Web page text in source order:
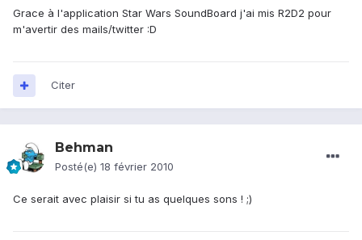
Grace à l'application Star Wars SoundBoard j'ai mis R2D2 pour
m'avertir des mails/twitter :D
Citer
Behman
Posté(e) 18 février 2010
Ce serait avec plaisir si tu as quelques sons ! ;)